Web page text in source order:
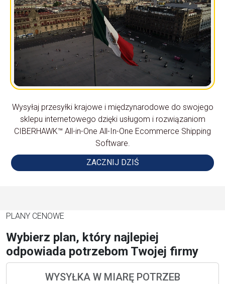
Wysyłaj przesyłki krajowe i międzynarodowe do swojego
sklepu internetowego dzięki usługom i rozwiązaniom
CIBERHAWK™ All-in-One All-In-One Ecommerce Shipping
Software.
ZACZNIJ DZIŚ
PLANY CENOWE
Wybierz plan, który najlepiej
odpowiada potrzebom Twojej firmy
WYSYŁKA W MIARĘ POTRZEB